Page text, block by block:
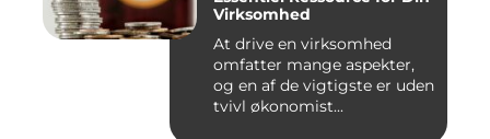
Virksomhed
At drive en virksomhed
omfatter mange aspekter,
og en af de vigtigste er uden
tvivl økonomist...